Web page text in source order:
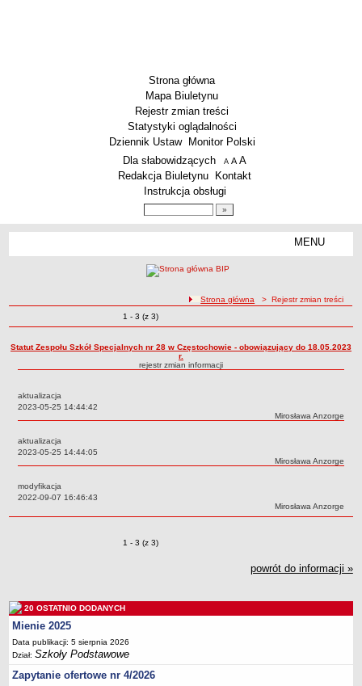
Strona główna
Mapa Biuletynu
Rejestr zmian treści
Statystyki oglądalności
Dziennik Ustaw
Monitor Polski
Menu dodatkowe
Dla słabowidzących A pomniejsz czcionkę
A standardowy rozmiar czcionki
A
Redakcja Biuletynu
Kontakt
Instrukcja obsługi
MENU
Techniczne Zakłady Naukowe
ARCHIWUM SZKÓŁ I PLACÓWEK
Przekształcone szkoły i placówki
Wielofunkcyjna Placówka
Specjalny Ośrodek nr 1
Specjalny Ośrodek nr 5
Godziny dyżurów
Ogłoszenie
Zarządzenia
Kontrole
ścieżka nawigacji
Strona główna > Rejestr zmian treści
Zmiany o pozycjach
1 - 3 (z 3)
Statut Zespołu Szkół Specjalnych nr 28 w Częstochowie - obowiązujący do 18.05.2023
r.
rejestr zmian informacji
aktualizacja
Data:
2023-05-25 14:44:42
Autor:
Mirosława Anzorge
aktualizacja
Data:
2023-05-25 14:44:05
Autor:
Mirosława Anzorge
modyfikacja
Data:
2022-09-07 16:46:43
Autor:
Mirosława Anzorge
Zmiany o pozycjach
1 - 3 (z 3)
powrót do informacji »
20 OSTATNIO DODANYCH
Mienie 2025
Data publikacji: 5 sierpnia 2026
Dział:Szkoły Podstawowe
Zapytanie ofertowe nr 4/2026